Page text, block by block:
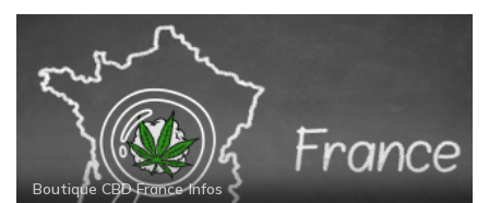
Boutique CBD France Infos